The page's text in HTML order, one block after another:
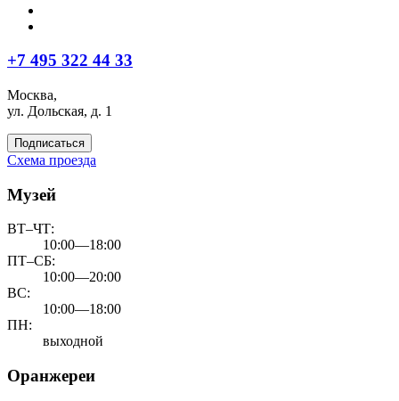
+7 495 322 44 33
Москва,
ул. Дольская, д. 1
Подписаться
Схема проезда
Музей
ВТ–ЧТ:
10:00—18:00
ПТ–СБ:
10:00—20:00
ВС:
10:00—18:00
ПН:
выходной
Оранжереи